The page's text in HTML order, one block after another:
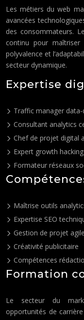
Les métiers du web
avancées
des consommateurs.
continu pour
polyvalence et
secteur dynamique.
Expertise
Traffic manager data-
Consultant analytics
Chef de projet digital
Expert growth
Formateur réseaux
Maîtrise outils
Expertise SEO
Gestion de projet agile
Créativité publicitaire
Compétences
Formation
Le secteur du
opportunités de